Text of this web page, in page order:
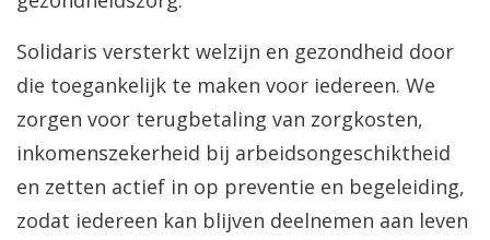
Solidaris versterkt welzijn en gezondheid door
die toegankelijk te maken voor iedereen. We
zorgen voor terugbetaling van zorgkosten,
inkomenszekerheid bij arbeidsongeschiktheid
en zetten actief in op preventie en begeleiding,
zodat iedereen kan blijven deelnemen aan leven